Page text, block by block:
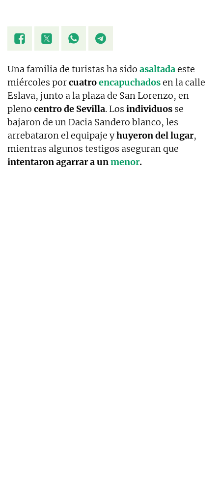
Una familia de turistas ha sido asaltadaeste
miércoles porcuatroencapuchadosen la calle
Eslava, junto a la plaza de San Lorenzo, en
pleno centro de Sevilla. Los individuos se
bajaron de un Dacia Sandero blanco, les
arrebataron el equipaje yhuyeron del lugar,
mientras algunos testigos aseguran que
intentaron agarrar a unmenor.